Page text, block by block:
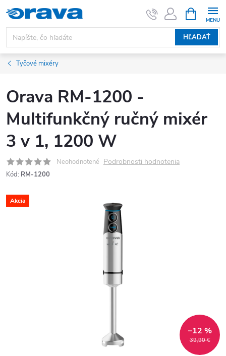
Prejsť na obsah
HĽADAŤ
Tyčové mixéry
Orava RM-1200 -
Multifunkčný ručný mixér
3 v 1, 1200 W
Neohodnotené Podrobnosti hodnotenia
Kód: RM-1200
Akcia
39,90 €
–12 %